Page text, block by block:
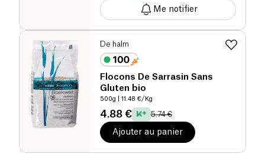
Me notifier
De halm
Flocons De Sarrasin Sans
Gluten bio
500g | 11.48 €/Kg
4.88 € 5.74 €
Ajouter au panier